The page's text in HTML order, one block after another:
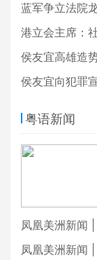
蓝军争立法院
港立会主席：
侯友宜高雄造
侯友宜向犯罪
粤语新闻
凤凰美洲新闻
凤凰美洲新闻